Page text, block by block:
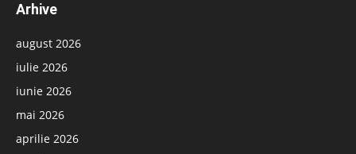
Arhive
august 2026
iulie 2026
iunie 2026
mai 2026
aprilie 2026